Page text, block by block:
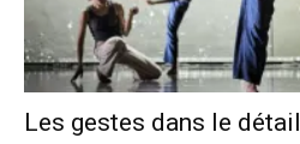
Les gestes dans le détail